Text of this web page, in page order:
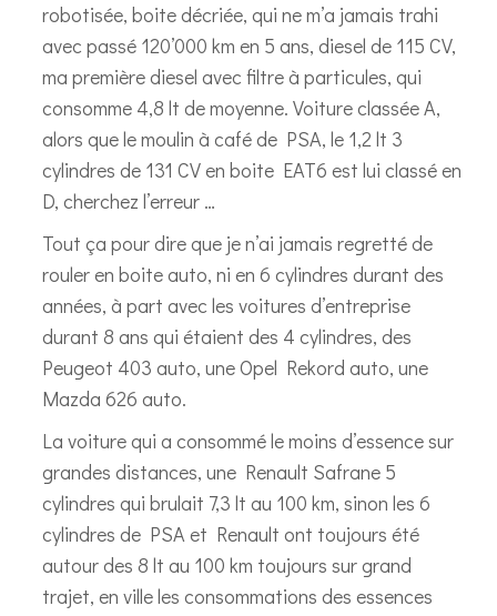
robotisée, boite décriée, qui ne m’a jamais trahi
avec passé 120’000 km en 5 ans, diesel de 115 CV,
ma première diesel avec filtre à particules, qui
consomme 4,8 lt de moyenne. Voiture classée A,
alors que le moulin à café de PSA, le 1,2 lt 3
cylindres de 131 CV en boite EAT6 est lui classé en
D, cherchez l’erreur …
Tout ça pour dire que je n’ai jamais regretté de
rouler en boite auto, ni en 6 cylindres durant des
années, à part avec les voitures d’entreprise
durant 8 ans qui étaient des 4 cylindres, des
Peugeot 403 auto, une Opel Rekord auto, une
Mazda 626 auto.
La voiture qui a consommé le moins d’essence sur
grandes distances, une Renault Safrane 5
cylindres qui brulait 7,3 lt au 100 km, sinon les 6
cylindres de PSA et Renault ont toujours été
autour des 8 lt au 100 km toujours sur grand
trajet, en ville les consommations des essences